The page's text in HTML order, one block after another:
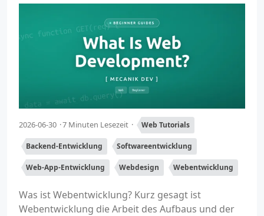
2026-06-30 7 Minuten Lesezeit Web Tutorials
Backend-Entwicklung Softwareentwicklung
Web-App-Entwicklung Webdesign Webentwicklung
Was ist Webentwicklung? Kurz gesagt ist
Webentwicklung die Arbeit des Aufbaus und der